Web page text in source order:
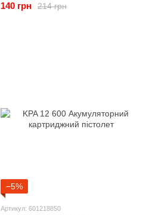
214 грн
140 грн
−5%
Артикул: 601218850